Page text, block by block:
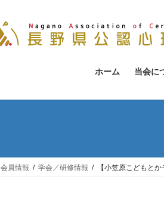
ホーム 当会に
会員情報 学会／研修情報 【小笠原こどもと